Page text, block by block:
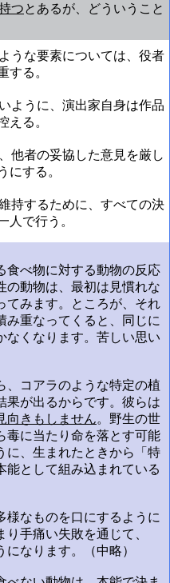
つとあるが、どういうこと
うな要素については、役者
する。
ように、演出家自身は作品
える。
他者の妥協した意見を厳し
にする。
持するために、すべての決
人で行う。
食べ物に対する動物の反応
の動物は、最初は見慣れな
てみます。ところが、それ
み重なってくると、同じに
なくなります。苦しい思い
、コアラのような特定の植
果が出るからです。彼らは
向きもしません。野生の世
毒に当たり命を落とす可能
に、生まれたときから「特
能として組み込まれている
様なものを口にするように
手痛い失敗を通じて、
になります。（中略）